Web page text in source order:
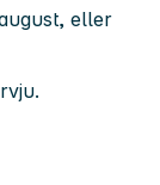
eller